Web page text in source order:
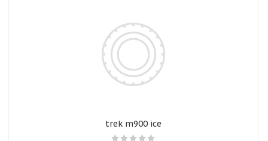
trek m900 ice